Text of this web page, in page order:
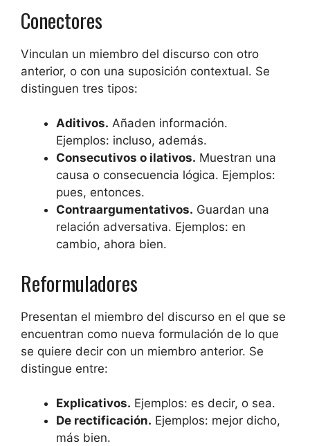
Conectores
Vinculan un miembro del discurso con otro
anterior, o con una suposición contextual. Se
distinguen tres tipos:
Aditivos. Añaden información.
Ejemplos: incluso, además.
Consecutivos o ilativos. Muestran una
causa o consecuencia lógica. Ejemplos:
pues, entonces.
Contraargumentativos. Guardan una
relación adversativa. Ejemplos: en
cambio, ahora bien.
Reformuladores
Presentan el miembro del discurso en el que se
encuentran como nueva formulación de lo que
se quiere decir con un miembro anterior. Se
distingue entre:
Explicativos. Ejemplos: es decir, o sea.
De rectificación. Ejemplos: mejor dicho,
más bien.